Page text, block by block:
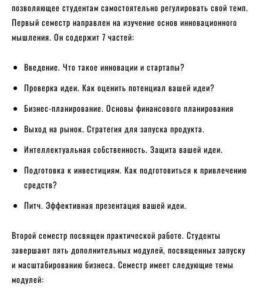
позволяющее студентам самостоятельно регулировать свой темп.
Первый семестр направлен на изучение основ инновационного
мышления. Он содержит 7 частей:
Введение. Что такое инновации и стартапы?
Проверка идеи. Как оценить потенциал вашей идеи?
Бизнес-планирование. Основы финансового планирования
Выход на рынок. Стратегия для запуска продукта.
Интеллектуальная собственность. Защита вашей идеи.
Подготовка к инвестициям. Как подготовиться к привлечению
средств?
Питч. Эффективная презентация вашей идеи.
Второй семестр посвящен практической работе. Студенты
завершают пять дополнительных модулей, посвященных запуску
и масштабированию бизнеса. Семестр имеет следующие темы
модулей: